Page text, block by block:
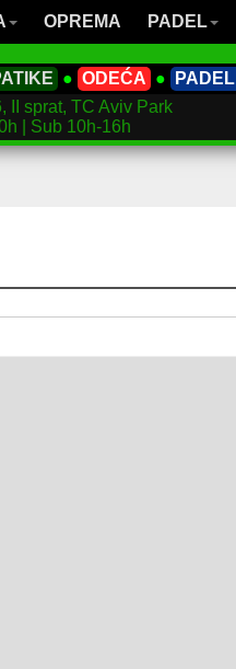
OPREMA PADEL
● ODEĆA ● PADEL
II sprat, TC Aviv Park
| Sub 10h-16h